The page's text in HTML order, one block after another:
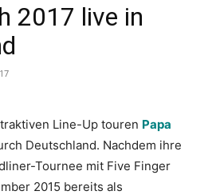
2017 live in
Line-Up touren Papa
Deutschland. Nachdem ihre
Tournee mit Five Finger
2015 bereits als